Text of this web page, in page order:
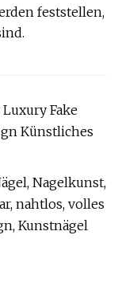
feststellen,
Fake
Künstliches
Nagelkunst,
nahtlos, volles
Kunstnägel